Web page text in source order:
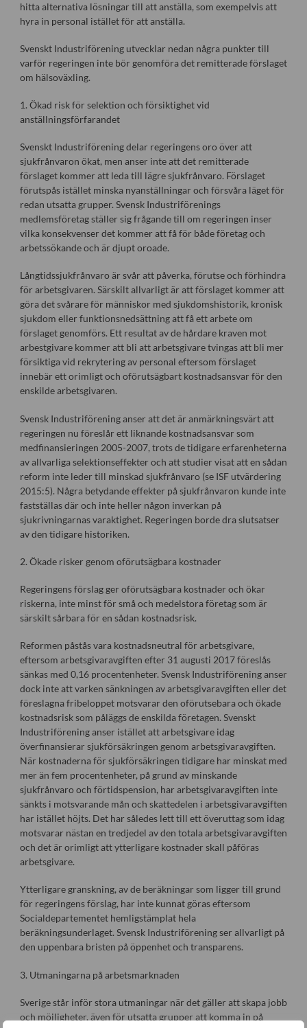
hitta alternativa lösningar till att anställa, som exempelvis att
hyra in personal istället för att anställa.
Svenskt Industriförening utvecklar nedan några punkter till
varför regeringen inte bör genomföra det remitterade förslaget
om hälsoväxling.
1. Ökad risk för selektion och försiktighet vid
anställningsförfarandet
Svenskt Industriförening delar regeringens oro över att
sjukfrånvaron ökat, men anser inte att det remitterade
förslaget kommer att leda till lägre sjukfrånvaro. Förslaget
förutspås istället minska nyanställningar och försvåra läget för
redan utsatta grupper. Svensk Industriförenings
medlemsföretag ställer sig frågande till om regeringen inser
vilka konsekvenser det kommer att få för både företag och
arbetssökande och är djupt oroade.
Långtidssjukfrånvaro är svår att påverka, förutse och förhindra
för arbetsgivaren. Särskilt allvarligt är att förslaget kommer att
göra det svårare för människor med sjukdomshistorik, kronisk
sjukdom eller funktionsnedsättning att få ett arbete om
förslaget genomförs. Ett resultat av de hårdare kraven mot
arbestgivare kommer att bli att arbetsgivare tvingas att bli mer
försiktiga vid rekrytering av personal eftersom förslaget
innebär ett orimligt och oförutsägbart kostnadsansvar för den
enskilde arbetsgivaren.
Svensk Industriförening anser att det är anmärkningsvärt att
regeringen nu föreslår ett liknande kostnadsansvar som
medfinansieringen 2005-2007, trots de tidigare erfarenheterna
av allvarliga selektionseffekter och att studier visat att en sådan
reform inte leder till minskad sjukfrånvaro (se ISF utvärdering
2015:5). Några betydande effekter på sjukfrånvaron kunde inte
fastställas där och inte heller någon inverkan på
sjukrivningarnas varaktighet. Regeringen borde dra slutsatser
av den tidigare historiken.
2. Ökade risker genom oförutsägbara kostnader
Regeringens förslag ger oförutsägbara kostnader och ökar
riskerna, inte minst för små och medelstora företag som är
särskilt sårbara för en sådan kostnadsrisk.
Reformen påstås vara kostnadsneutral för arbetsgivare,
eftersom arbetsgivaravgiften efter 31 augusti 2017 föreslås
sänkas med 0,16 procentenheter. Svensk Industriförening anser
dock inte att varken sänkningen av arbetsgivaravgiften eller det
föreslagna fribeloppet motsvarar den oförutsebara och ökade
kostnadsrisk som påläggs de enskilda företagen. Svenskt
Industriförening anser istället att arbetsgivare idag
överfinansierar sjukförsäkringen genom arbetsgivaravgiften.
När kostnaderna för sjukförsäkringen tidigare har minskat med
mer än fem procentenheter, på grund av minskande
sjukfrånvaro och förtidspension, har arbetsgivaravgiften inte
sänkts i motsvarande mån och skattedelen i arbetsgivaravgiften
har istället höjts. Det har således lett till ett överuttag som idag
motsvarar nästan en tredjedel av den totala arbetsgivaravgiften
och det är orimligt att ytterligare kostnader skall påföras
arbetsgivare.
Ytterligare granskning, av de beräkningar som ligger till grund
för regeringens förslag, har inte kunnat göras eftersom
Socialdepartementet hemligstämplat hela
beräkningsunderlaget. Svensk Industriförening ser allvarligt på
den uppenbara bristen på öppenhet och transparens.
3. Utmaningarna på arbetsmarknaden
Sverige står inför stora utmaningar när det gäller att skapa jobb
och möjligheter, även för utsatta grupper att komma in på